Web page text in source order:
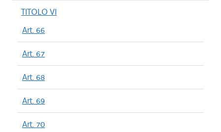
TITOLO VI
Art. 66
Art. 67
Art. 68
Art. 69
Art. 70